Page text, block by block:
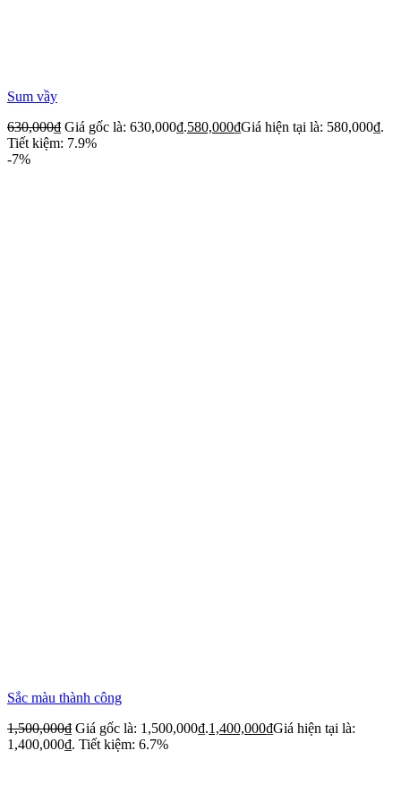
Sum vầy
630,000₫ Giá gốc là: 630,000₫.580,000₫Giá hiện tại là: 580,000₫.
Tiết kiệm: 7.9%
-7%
Sắc màu thành công
1,500,000₫ Giá gốc là: 1,500,000₫.1,400,000₫Giá hiện tại là:
1,400,000₫. Tiết kiệm: 6.7%